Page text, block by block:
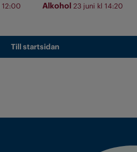
12:00 Alkohol 23 juni kl 14:20
Till startsidan